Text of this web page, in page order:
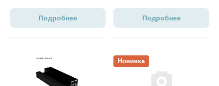
Подробнее Подробнее
Открыть товар Новинка
Открыть товар